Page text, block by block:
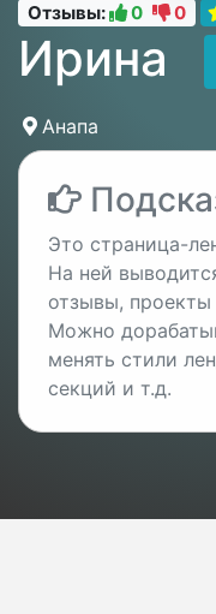
Отзывы: 0 0
Ирина
Анапа
Это страница-
На ней
отзывы, проекты
Можно
менять стили
секций и т.д.